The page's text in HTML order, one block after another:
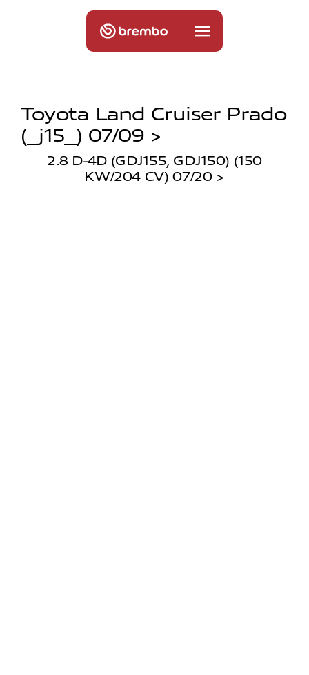
Toyota Land Cruiser Prado
(_j15_) 07/09 >
2.8 D-4D (GDJ155, GDJ150) (150
KW/204 CV) 07/20 >